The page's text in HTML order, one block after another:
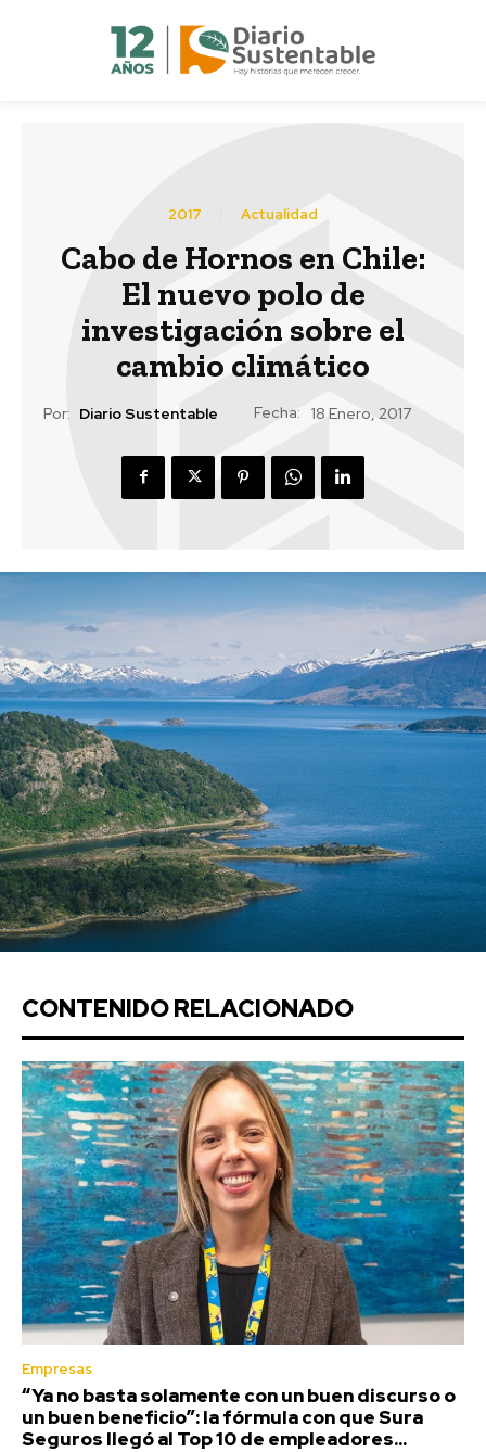
2017 Actualidad
Cabo de Hornos en Chile:
El nuevo polo de
investigación sobre el
cambio climático
Por: Diario Sustentable Fecha: 18 Enero, 2017
CONTENIDO RELACIONADO
Empresas
“Ya no basta solamente con un buen discurso o
un buen beneficio”: la fórmula con que Sura
Seguros llegó al Top 10 de empleadores...